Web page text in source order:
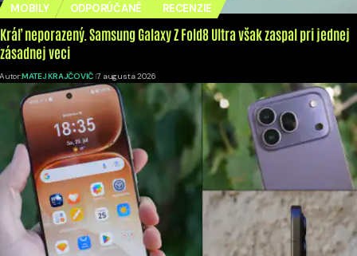
MOBILY ODPORÚČANÉ RECENZIE
Kráľ neporazený. Samsung Galaxy Z Fold8 Ultra však zaspal pri jednej
zásadnej veci
Autor:MATEJ KRAJČOVIČ 7. augusta 2026